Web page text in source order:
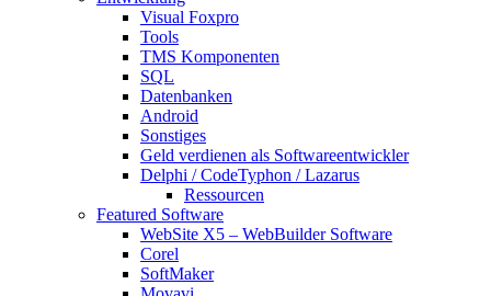
Visual Foxpro
Tools
TMS Komponenten
SQL
Datenbanken
Android
Sonstiges
Geld verdienen als Softwareentwickler
Delphi / CodeTyphon / Lazarus
Ressourcen
Featured Software
WebSite X5 – WebBuilder Software
Corel
SoftMaker